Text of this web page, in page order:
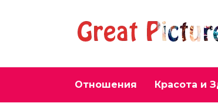
Отношения Красота и